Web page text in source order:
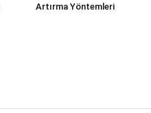
Artırma Yöntemleri